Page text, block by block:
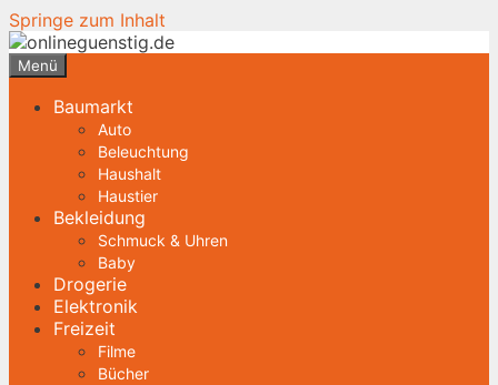
Springe zum Inhalt
Menü
Baumarkt
Auto
Beleuchtung
Haushalt
Haustier
Bekleidung
Schmuck & Uhren
Baby
Drogerie
Elektronik
Freizeit
Filme
Bücher